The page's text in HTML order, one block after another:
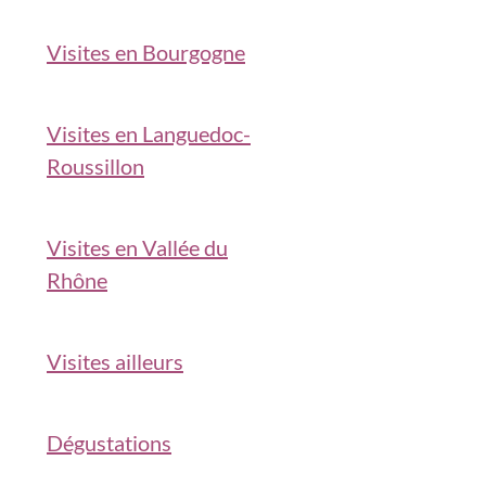
Visites en Bourgogne
Visites en Languedoc-
Roussillon
Visites en Vallée du
Rhône
Visites ailleurs
Dégustations